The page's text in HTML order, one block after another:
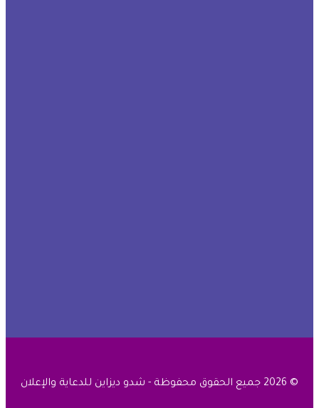
© 2026 جميع الحقوق محفوظة - شدو ديزاين للدعاية والإعلان